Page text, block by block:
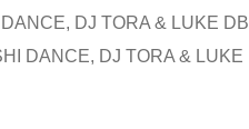
DJ TORA & LUKE DB
DANCE, DJ TORA & LUKE